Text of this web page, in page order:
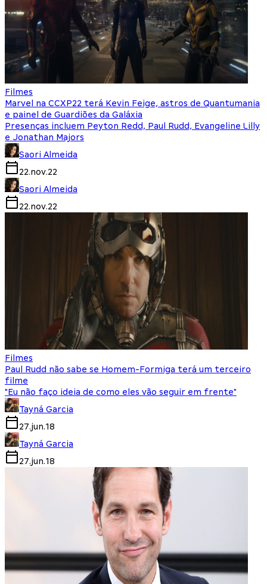
Filmes
Marvel na CCXP22 terá Kevin Feige, astros de Quantumania
e painel de Guardiões da Galáxia
Presenças incluem Peyton Redd, Paul Rudd, Evangeline Lilly
e Jonathan Majors
Saori Almeida
22.nov.22
Saori Almeida
22.nov.22
Filmes
Paul Rudd não sabe se Homem-Formiga terá um terceiro
filme
"Eu não faço ideia de como eles vão seguir em frente"
Tayná Garcia
27.jun.18
Tayná Garcia
27.jun.18